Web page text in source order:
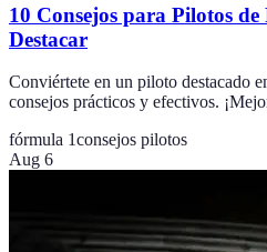
10 Consejos para Pilotos
Destacar
Conviértete en un piloto destacado
consejos prácticos y efectivos.
fórmula 1consejos pilotos
Aug 6